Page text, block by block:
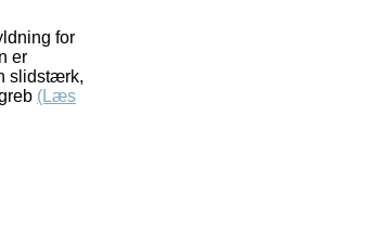
for
er
slidstærk,
(Læs